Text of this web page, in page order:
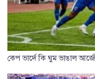
কেপ ভার্দে কি ঘুম ভাঙাল